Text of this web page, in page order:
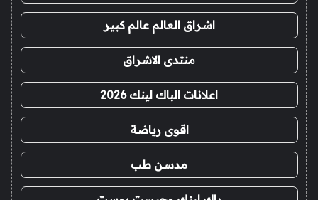
اشراق العالم عالم كبير
منتدى الاشراق
اعلانات الباك لينك 2026
اقوى رياضة
مدسن طب